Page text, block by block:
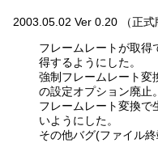
2003.05.02 Ver 0.20 （正式
フレームレートが取得
得するようにした。
強制フレームレート変
の設定オプション廃止。
フレームレート変換で
いようにした。
その他バグ(ファイル